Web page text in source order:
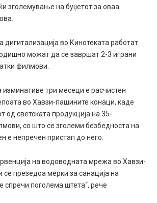
зголемување на буџетот за оваа
дигитализација во Кинотеката работат
можат да се завршат 2-3 играни
филмови.
три месеци е расчистен
во Хавзи-пашините конаци, каде
од светската продукција на 35-
со што се зголеми безбедноста на
е непречен пристап до него.
на водоводната мрежа во Хавзи-
презедоа мерки за санација на
спречи поголема штета“, рече